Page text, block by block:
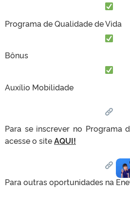
Programa de Qualidade de Vida
Bônus
Auxílio Mobilidade
Para se inscrever no Programa
acesse o siteAQUI!
Para outras oportunidades na